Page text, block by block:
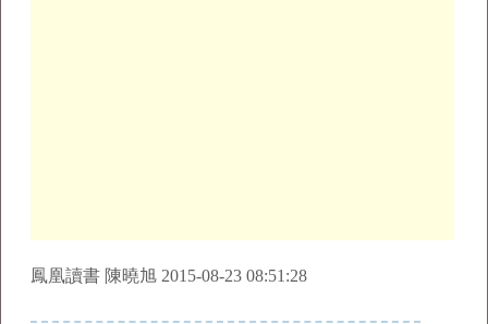
鳳凰讀書 陳曉旭 2015-08-23 08:51:28